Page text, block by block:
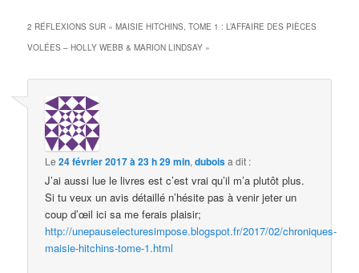
2 RÉFLEXIONS SUR «MAISIE HITCHINS, TOME 1 : L’AFFAIRE DES PIÈCES
VOLÉES – HOLLY WEBB & MARION LINDSAY »
Le24 février 2017 à 23 h 29 min,duboisa dit :
J’ai aussi lue le livres est c’est vrai qu’il m’a plutôt plus.
Si tu veux un avis détaillé n’hésite pas à venir jeter un
coup d’œil ici sa me ferais plaisir;
http://unepauselecturesimpose.blogspot.fr/2017/02/chroniques-
maisie-hitchins-tome-1.html